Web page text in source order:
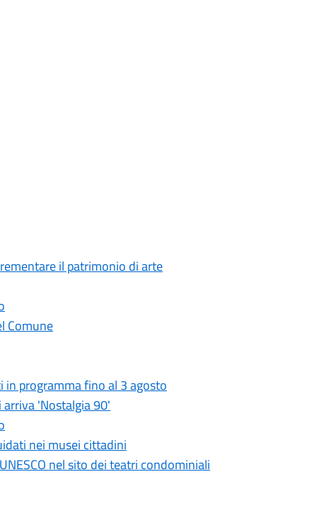
il patrimonio di arte
Comune
in programma fino al 3 agosto
arriva 'Nostalgia 90'
nei musei cittadini
nel sito dei teatri condominiali